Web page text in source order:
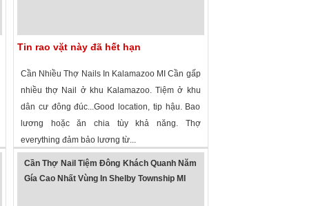
Tin rao vặt này đã hết hạn
Cần Nhiều Thợ Nails In Kalamazoo MI Cần gấp
nhiều thợ Nail ở khu Kalamazoo. Tiệm ở khu
dân cư đông đúc...Good location, tip hậu. Bao
lương hoặc ăn chia tùy khả năng. Thợ
everything đảm bảo lương từ...
Cần Thợ Nail Tiệm Đông Khách Quanh Năm
Gía Cao Nhất Vùng In Shelby Township MI